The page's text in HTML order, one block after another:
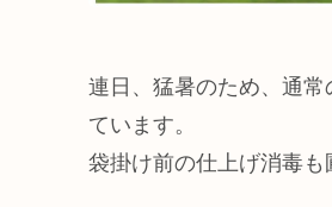
連日、猛暑のため、通
ています。
袋掛け前の仕上げ消毒